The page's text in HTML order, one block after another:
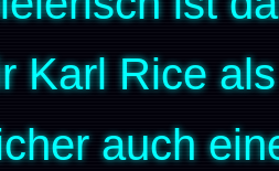
Karl Rice
auch